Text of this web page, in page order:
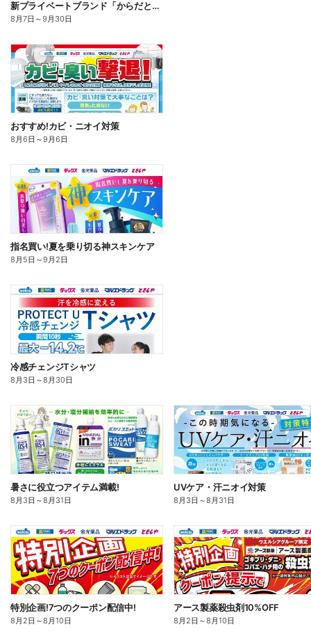
新プライベートブランド「からだとくらしに+1(プラスワン)」よりモンダミン口内トータルケア登場!
8月7日 ～9月30日
おすすめ!カビ・ニオイ対策
8月6日 ～9月6日
指名買い!夏を乗り切る神スキンケア
8月5日 ～9月2日
冷感チェンジTシャツ
8月3日 ～8月30日
暑さに役立つアイテム満載!
8月3日 ～8月31日
UVケア・汗ニオイ対策
8月3日 ～8月31日
特別企画!7つのクーポン配信中!
8月2日 ～8月10日
アース製薬殺虫剤10%OFF
8月2日 ～8月10日